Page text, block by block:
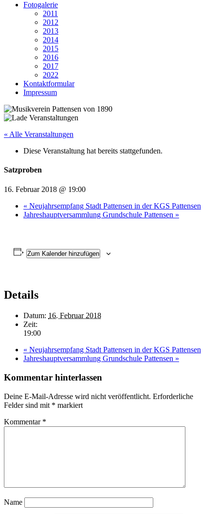
Fotogalerie
2011
2012
2013
2014
2015
2016
2017
2022
Kontaktformular
Impressum
« Alle Veranstaltungen
Diese Veranstaltung hat bereits stattgefunden.
Satzproben
16. Februar 2018 @ 19:00
« Neujahrsempfang Stadt Pattensen in der KGS Pattensen
Jahreshauptversammlung Grundschule Pattensen »
Zum Kalender hinzufügen
Details
Datum: 16. Februar 2018
Zeit:
19:00
« Neujahrsempfang Stadt Pattensen in der KGS Pattensen
Jahreshauptversammlung Grundschule Pattensen »
Kommentar hinterlassen
Deine E-Mail-Adresse wird nicht veröffentlicht. Erforderliche
Felder sind mit * markiert
Kommentar *
Name